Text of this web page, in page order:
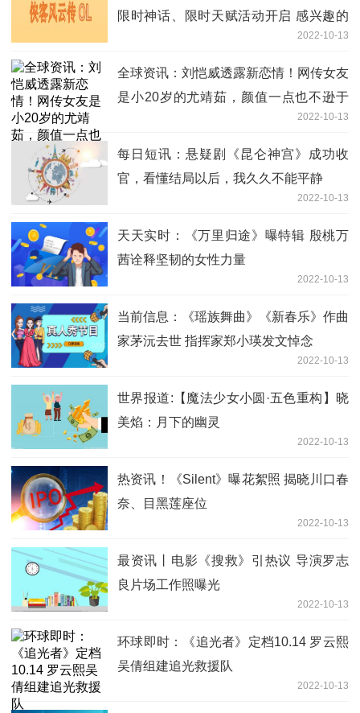
限时神话、限时天赋活动开启 感兴趣的
2022-10-13
全球资讯：刘恺威透露新恋情！网传女友
是小20岁的尤靖茹，颜值一点也不逊于
2022-10-13
每日短讯：悬疑剧《昆仑神宫》成功收
官，看懂结局以后，我久久不能平静
2022-10-13
天天实时：《万里归途》曝特辑 殷桃万
茜诠释坚韧的女性力量
2022-10-13
当前信息：《瑶族舞曲》《新春乐》作曲
家茅沅去世 指挥家郑小瑛发文悼念
2022-10-13
世界报道:【魔法少女小圆·五色重构】晓
美焰：月下的幽灵
2022-10-13
热资讯！《Silent》曝花絮照 揭晓川口春
奈、目黑莲座位
2022-10-13
最资讯丨电影《搜救》引热议 导演罗志
良片场工作照曝光
2022-10-13
环球即时：《追光者》定档10.14 罗云熙
吴倩组建追光救援队
2022-10-13